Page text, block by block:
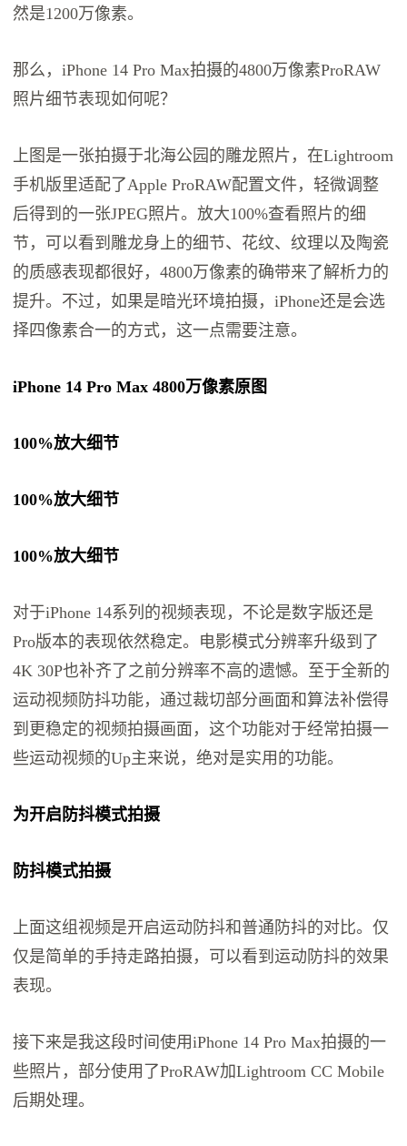
然是1200万像素。
那么，iPhone 14 Pro Max拍摄的4800万像素ProRAW
照片细节表现如何呢？
上图是一张拍摄于北海公园的雕龙照片，在Lightroom
手机版里适配了Apple ProRAW配置文件，轻微调整
后得到的一张JPEG照片。放大100%查看照片的细
节，可以看到雕龙身上的细节、花纹、纹理以及陶瓷
的质感表现都很好，4800万像素的确带来了解析力的
提升。不过，如果是暗光环境拍摄，iPhone还是会选
择四像素合一的方式，这一点需要注意。
iPhone 14 Pro Max 4800万像素原图
100%放大细节
100%放大细节
100%放大细节
对于iPhone 14系列的视频表现，不论是数字版还是
Pro版本的表现依然稳定。电影模式分辨率升级到了
4K 30P也补齐了之前分辨率不高的遗憾。至于全新的
运动视频防抖功能，通过裁切部分画面和算法补偿得
到更稳定的视频拍摄画面，这个功能对于经常拍摄一
些运动视频的Up主来说，绝对是实用的功能。
为开启防抖模式拍摄
防抖模式拍摄
上面这组视频是开启运动防抖和普通防抖的对比。仅
仅是简单的手持走路拍摄，可以看到运动防抖的效果
表现。
接下来是我这段时间使用iPhone 14 Pro Max拍摄的一
些照片，部分使用了ProRAW加Lightroom CC Mobile
后期处理。